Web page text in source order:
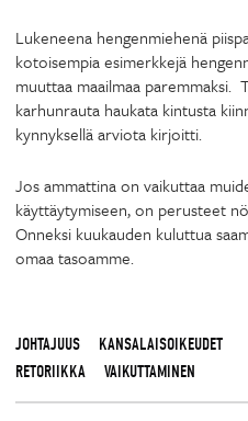
Lukeneena hengenmiehenä
kotoisempia esimerkkejä
muuttaa maailmaa paremmaksi.
karhunrauta haukata kintusta
kynnyksellä arviota kirjoitti.
Jos ammattina on vaikuttaa
käyttäytymiseen, on perusteet
Onneksi kuukauden kuluttua
omaa tasoamme.
JOHTAJUUS
KANSALAISOIKEUDET
RETORIIKKA
VAIKUTTAMINEN